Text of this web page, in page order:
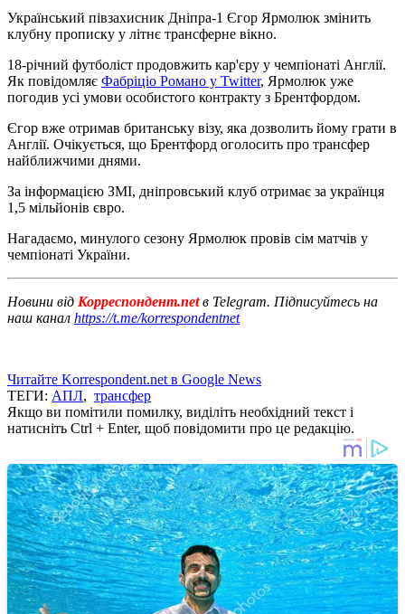
Український півзахисник Дніпра-1 Єгор Ярмолюк змінить
клубну прописку у літнє трансферне вікно.
18-річний футболіст продовжить кар'єру у чемпіонаті Англії.
Як повідомляє Фабріціо Романо у Twitter, Ярмолюк уже
погодив усі умови особистого контракту з Брентфордом.
Єгор вже отримав британську візу, яка дозволить йому грати в
Англії. Очікується, що Брентфорд оголосить про трансфер
найближчими днями.
За інформацією ЗМІ, дніпровський клуб отримає за українця
1,5 мільйонів євро.
Нагадаємо, минулого сезону Ярмолюк провів сім матчів у
чемпіонаті України.
Новини від Корреспондент.netв Telegram. Підписуйтесь на
наш канал https://t.me/korrespondentnet
Читайте Korrespondent.net в Google News
ТЕГИ: АПЛ, трансфер
Якщо ви помітили помилку, виділіть необхідний текст і
натисніть Ctrl + Enter, щоб повідомити про це редакцію.